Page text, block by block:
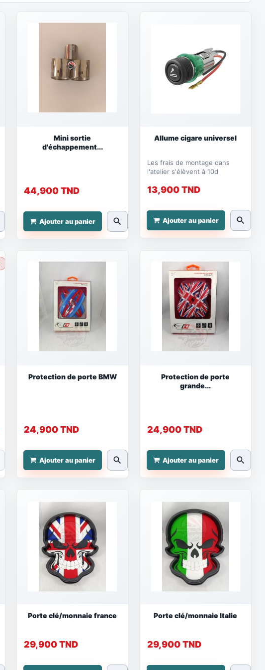
Mini sortie
d'échappement...
44,900 TND
Ajouter au panier search
Allume cigare universel
Les frais de montage dans
l'atelier s'élèvent à 10d
13,900 TND
Ajouter au panier search
Protection de porte BMW
24,900 TND
Ajouter au panier search
Protection de porte
grande...
24,900 TND
Ajouter au panier search
Porte clé/monnaie france
29,900 TND
Porte clé/monnaie Italie
29,900 TND